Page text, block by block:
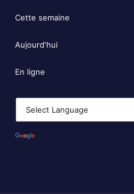
Cette semaine
Aujourd'hui
En ligne